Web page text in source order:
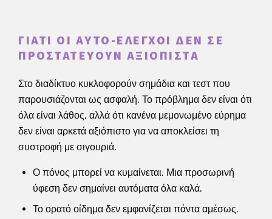
ΓΙΑΤΊ ΟΙ ΑΥΤΟ-ΈΛΕΓΧΟΙ ΔΕΝ ΣΕ
ΠΡΟΣΤΑΤΕΎΟΥΝ ΑΞΙΌΠΙΣΤΑ
Στο διαδίκτυο κυκλοφορούν σημάδια και τεστ που
παρουσιάζονται ως ασφαλή. Το πρόβλημα δεν είναι ότι
όλα είναι λάθος, αλλά ότι κανένα μεμονωμένο εύρημα
δεν είναι αρκετά αξιόπιστο για να αποκλείσει τη
συστροφή με σιγουριά.
Ο πόνος μπορεί να κυμαίνεται. Μια προσωρινή
ύφεση δεν σημαίνει αυτόματα όλα καλά.
Το ορατό οίδημα δεν εμφανίζεται πάντα αμέσως.